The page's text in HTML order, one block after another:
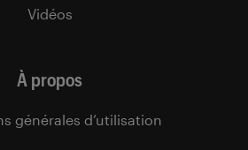
Vidéos
À propos
générales d’utilisation